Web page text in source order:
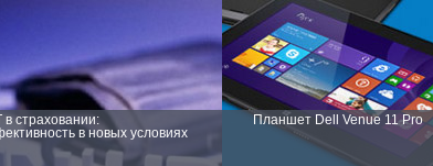
в страховании:
в новых условиях
Планшет Dell Venue 11 Pro